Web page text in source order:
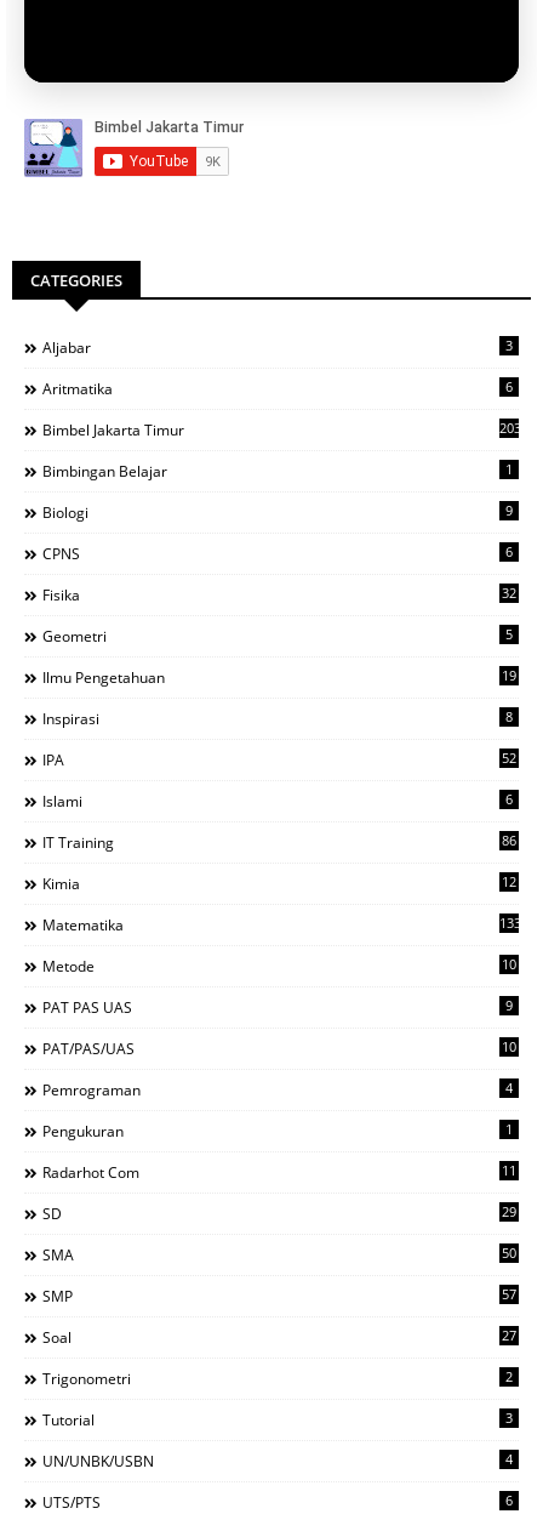
CATEGORIES
Aljabar 3
Aritmatika 6
Bimbel Jakarta Timur 203
Bimbingan Belajar 1
Biologi 9
CPNS 6
Fisika 32
Geometri 5
Ilmu Pengetahuan 19
Inspirasi 8
IPA 52
Islami 6
IT Training 86
Kimia 12
Matematika 133
Metode 10
PAT PAS UAS 9
PAT/PAS/UAS 10
Pemrograman 4
Pengukuran 1
Radarhot Com 11
SD 29
SMA 50
SMP 57
Soal 27
Trigonometri 2
Tutorial 3
UN/UNBK/USBN 4
UTS/PTS 6